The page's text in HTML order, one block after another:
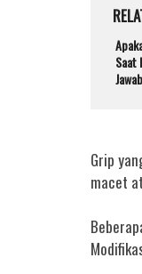
Saat
Grip
macet